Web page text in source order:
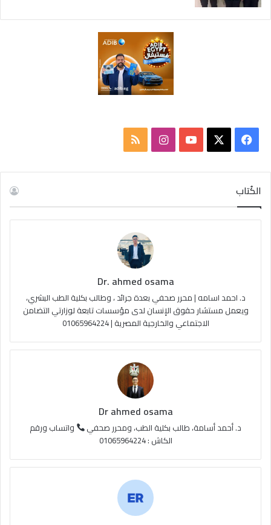
س
ب
u
e
ت
ا
م
ص
ا
ل
م
و
ق
ع
R
S
S
الكُتاب
Dr. ahmed osama
د. احمد اسامه | محرر صحفي بعدة جرائد ، وطالب بكلية الطب البشري،
ويعمل مستشار حقوق الإنسان لدى مؤسسات تابعة لوزارتي التضامن
الاجتماعي والخارجية المصرية | 01065964224
Dr ahmed osama
د. أحمد أسامة، طالب بكلية الطب، ومحرر صحفي
واتساب ورقم
الكاش : 01065964224